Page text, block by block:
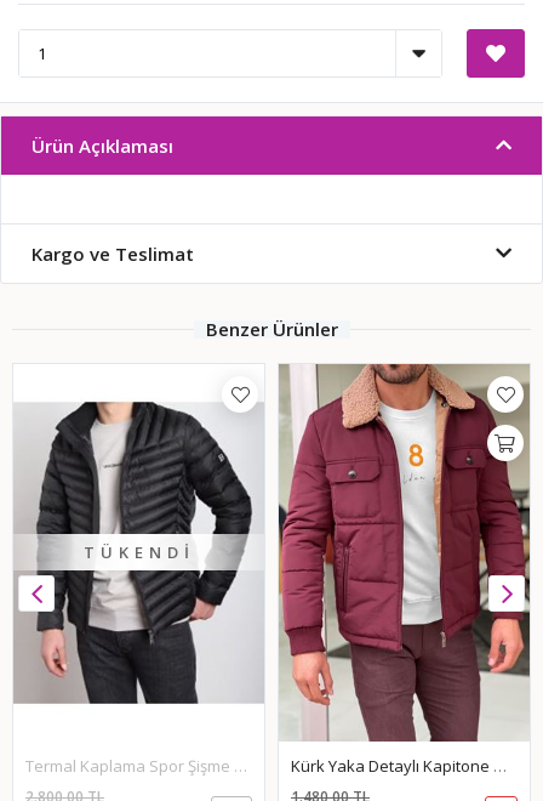
Ürün Açıklaması
Kargo ve Teslimat
Benzer Ürünler
TÜKENDI
Termal Kaplama Spor Şişme Mont-Siyah
2.800,00 TL
Kürk Yaka Detaylı Kapitone Mont-Bordo
1.480,00 TL